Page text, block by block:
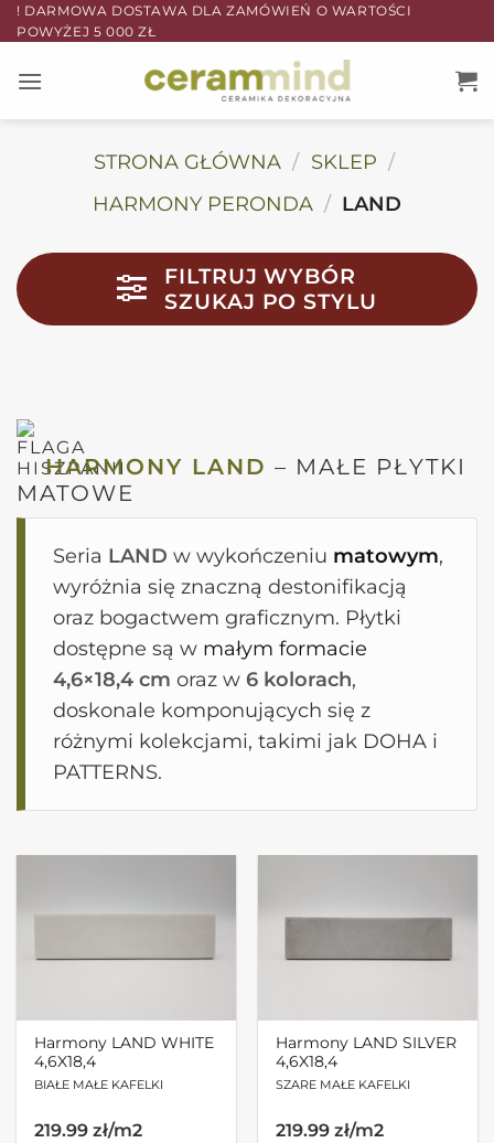
Przewiń
do
! DARMOWA DOSTAWA DLA ZAMÓWIEŃ O WARTOŚCI
POWYŻEJ 5 000 ZŁ
STRONA GŁÓWNA / SKLEP /
HARMONY PERONDA / LAND
FILTRUJ WYBÓR
SZUKAJ PO STYLU
HARMONY LAND – MAŁE PŁYTKI
MATOWE
Seria LAND w wykończeniu matowym,
wyróżnia się znaczną destonifikacją
oraz bogactwem graficznym. Płytki
dostępne są w małym formacie
4,6×18,4 cm oraz w 6 kolorach,
doskonale komponujących się z
różnymi kolekcjami, takimi jak DOHA i
PATTERNS.
Harmony LAND WHITE
4,6X18,4
BIAŁE MAŁE KAFELKI
219.99 zł/m2
Harmony LAND SILVER
4,6X18,4
SZARE MAŁE KAFELKI
219.99 zł/m2